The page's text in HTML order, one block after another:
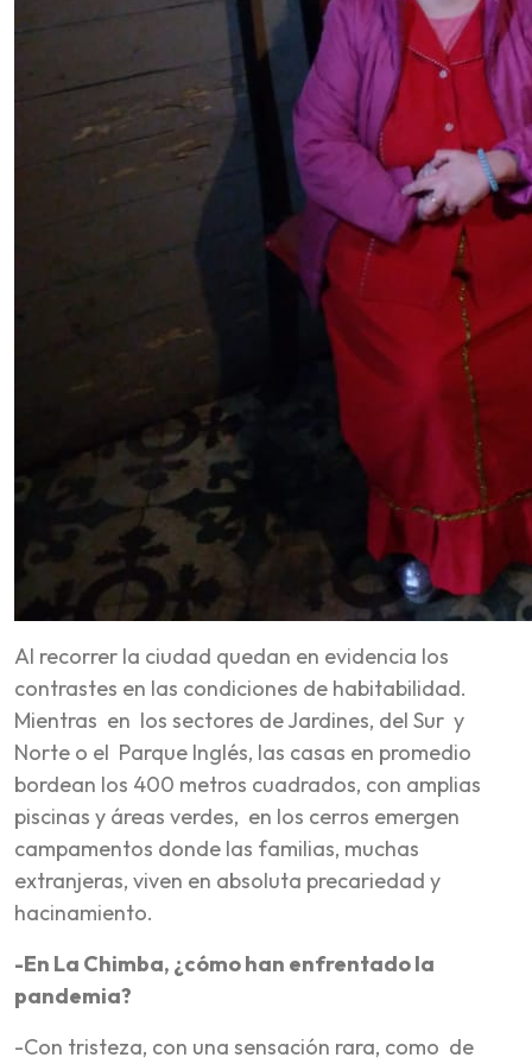
Al recorrer la ciudad quedan en evidencia los
contrastes en las condiciones de habitabilidad.
Mientras en los sectores de Jardines, del Sur y
Norte o el Parque Inglés, las casas en promedio
bordean los 400 metros cuadrados, con amplias
piscinas y áreas verdes, en los cerros emergen
campamentos donde las familias, muchas
extranjeras, viven en absoluta precariedad y
hacinamiento.
-En La Chimba, ¿cómo han enfrentado la
pandemia?
-Con tristeza, con una sensación rara, como de